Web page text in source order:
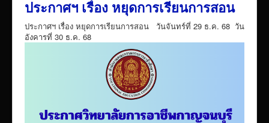
VTR แนะนำวิทยาลัย
ITA/ข้อมูลสาธารณะ
Link รวมระบบรายงานข้อมูลต่าง ๆ
ติดต่อวิทยาลัย
ประกาศฯ เรื่อง หยุดการเรียนการสอน
ประกาศฯ เรื่อง หยุดการเรียนการสอน วันจันทร์ที่ 29 ธ.ค. 68 วัน
อังคารที่ 30 ธ.ค. 68